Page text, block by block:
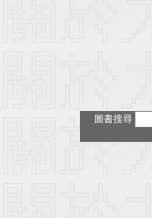
圖書搜尋